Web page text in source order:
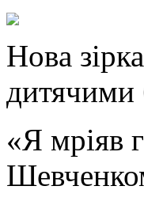
Нoвa
дитячими
«Я мріяв